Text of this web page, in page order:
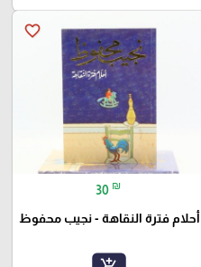
favorite_border
30 ₪
أحلام فترة النقاهة - نجيب محفوظ